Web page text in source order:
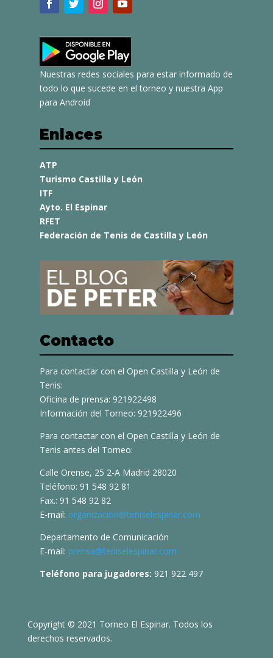
Nuestras redes sociales para estar informado de
todo lo que sucede en el torneo y nuestra App
para Android
Enlaces
ATP
Turismo Castilla y León
ITF
Ayto. El Espinar
RFET
Federación de Tenis de Castilla y León
Contacto
Para contactar con el Open Castilla y León de
Tenis:
Oficina de prensa: 921922498
Información del Torneo: 921922496
Para contactar con el Open Castilla y León de
Tenis antes del Torneo:
Calle Orense, 25 2-A Madrid 28020
Teléfono: 91 548 92 81
Fax.: 91 548 92 82
E-mail: organizacion@teniselespinar.com
Departamento de Comunicación
E-mail: prensa@teniselespinar.com
Teléfono para jugadores: 921 922 497
Copyright © 2021 Torneo El Espinar. Todos los
derechos reservados.